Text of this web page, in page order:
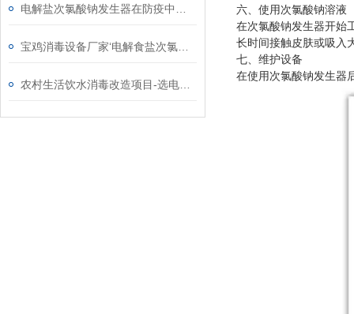
六、使用次氯酸钠溶液
在次氯酸钠发生器开始
长时间接触皮肤或吸入
七、维护设备
在使用次氯酸钠发生器